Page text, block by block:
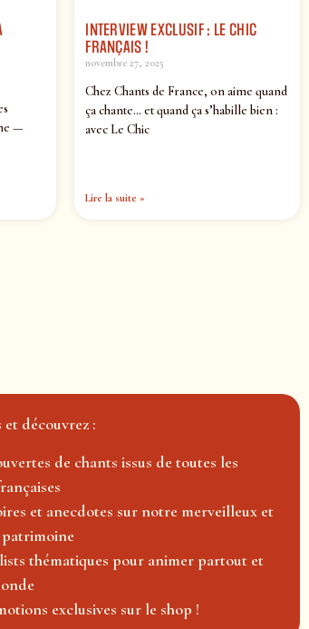
—
INTERVIEW EXCLUSIF : LE CHIC
FRANÇAIS !
novembre 27, 2025
Chez Chants de France, on aime quand
ça chante… et quand ça s’habille bien :
avec Le Chic
Lire la suite »
découvrez :
de chants issus de toutes les
et anecdotes sur notre merveilleux et
thématiques pour animer partout et
exclusives sur le shop !